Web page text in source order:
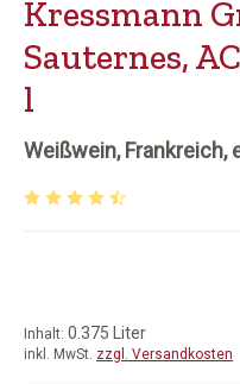
Kressmann
Sauternes,
l
Weißwein, Frankreich,
Inhalt: 0.375 Liter
inkl. MwSt. zzgl. Versandkosten